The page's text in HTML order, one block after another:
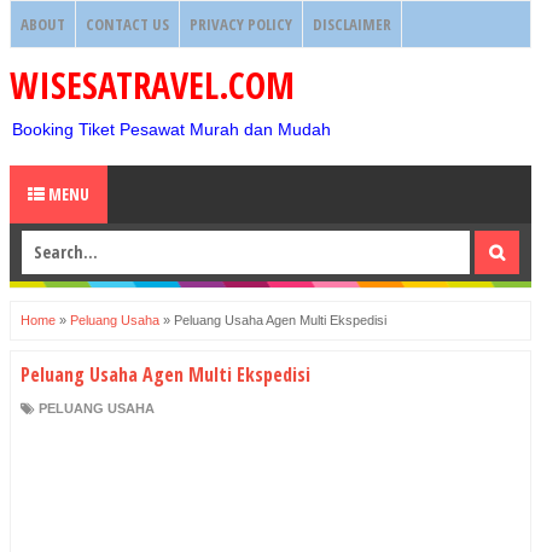
ABOUT CONTACT US PRIVACY POLICY DISCLAIMER
WISESATRAVEL.COM
Booking Tiket Pesawat Murah dan Mudah
MENU
Home » Peluang Usaha » Peluang Usaha Agen Multi Ekspedisi
Peluang Usaha Agen Multi Ekspedisi
PELUANG USAHA